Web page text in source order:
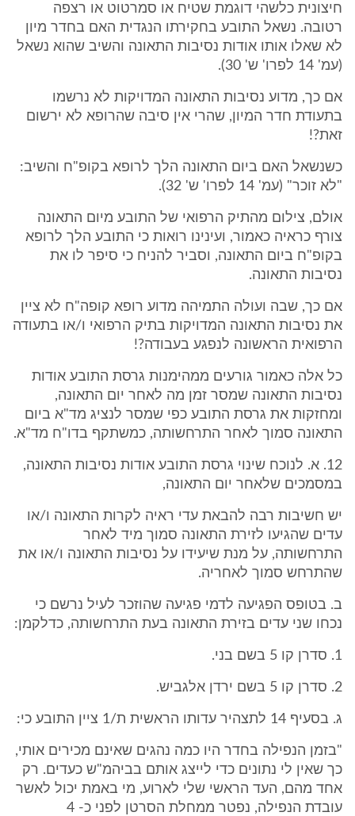
חיצונית כלשהי דוגמת שטיח או סמרטוט או רצפה
רטובה. נשאל התובע בחקירתו הנגדית האם בחדר מיון
לא שאלו אותו אודות נסיבות התאונה והשיב שהוא נשאל
(עמ' 14 לפרו' ש' 30).
אם כך, מדוע נסיבות התאונה המדויקות לא נרשמו
בתעודת חדר המיון, שהרי אין סיבה שהרופא לא ירשום
זאת?!
כשנשאל האם ביום התאונה הלך לרופא בקופ"ח והשיב:
"לא זוכר" (עמ' 14 לפרו' ש' 32).
אולם, צילום מהתיק הרפואי של התובע מיום התאונה
צורף כראיה כאמור, ועינינו רואות כי התובע הלך לרופא
בקופ"ח ביום התאונה, וסביר להניח כי סיפר לו את
נסיבות התאונה.
אם כך, שבה ועולה התמיהה מדוע רופא קופה"ח לא ציין
את נסיבות התאונה המדויקות בתיק הרפואי ו/או בתעודה
הרפואית הראשונה לנפגע בעבודה?!
כל אלה כאמור גורעים ממהימנות גרסת התובע אודות
נסיבות התאונה שמסר זמן מה לאחר יום התאונה,
ומחזקות את גרסת התובע כפי שמסר לנציג מד"א ביום
התאונה סמוך לאחר התרחשותה, כמשתקף בדו"ח מד"א.
12. א. לנוכח שינוי גרסת התובע אודות נסיבות התאונה,
במסמכים שלאחר יום התאונה,
יש חשיבות רבה להבאת עדי ראיה לקרות התאונה ו/או
עדים שהגיעו לזירת התאונה סמוך מיד לאחר
התרחשותה, על מנת שיעידו על נסיבות התאונה ו/או את
שהתרחש סמוך לאחריה.
ב. בטופס הפגיעה לדמי פגיעה שהוזכר לעיל נרשם כי
נכחו שני עדים בזירת התאונה בעת התרחשותה, כדלקמן:
1. סדרן קו 5 בשם בני.
2. סדרן קו 5 בשם ירדן אלגביש.
ג. בסעיף 14 לתצהיר עדותו הראשית ת/1 ציין התובע כי:
"בזמן הנפילה בחדר היו כמה נהגים שאינם מכירים אותי,
כך שאין לי נתונים כדי לייצג אותם בביהמ"ש כעדים. רק
אחד מהם, העד הראשי שלי לארוע, מי באמת יכול לאשר
עובדת הנפילה, נפטר ממחלת הסרטן לפני כ- 4